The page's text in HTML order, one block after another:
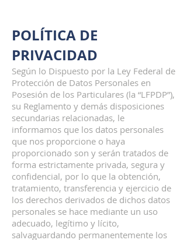
POLÍTICA DE
PRIVACIDAD
Según lo Dispuesto por la Ley Federal de
Protección de Datos Personales en
Posesión de los Particulares (la “LFPDP”),
su Reglamento y demás disposiciones
secundarias relacionadas, le
informamos que los datos personales
que nos proporcione o haya
proporcionado son y serán tratados de
forma estrictamente privada, segura y
confidencial, por lo que la obtención,
tratamiento, transferencia y ejercicio de
los derechos derivados de dichos datos
personales se hace mediante un uso
adecuado, legítimo y lícito,
salvaguardando permanentemente los